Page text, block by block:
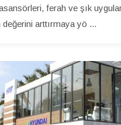
ferah ve şık
değerini arttırmaya yö ...